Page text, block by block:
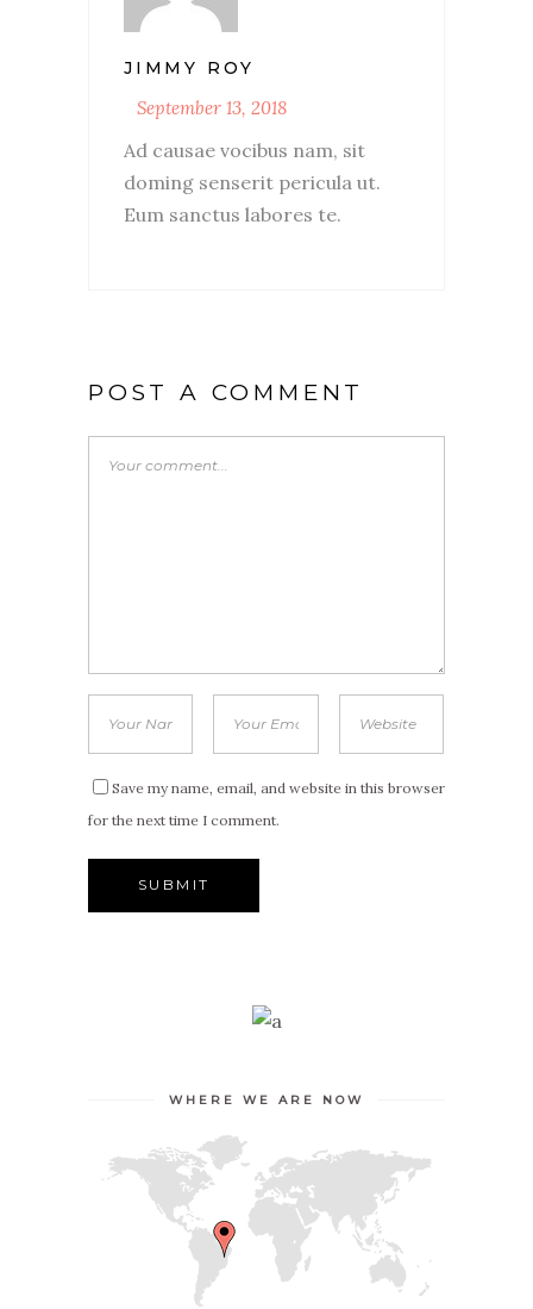
JIMMY ROY
September 13, 2018
Ad causae vocibus nam, sit
doming senserit pericula ut.
Eum sanctus labores te.
POST A COMMENT
Save my name, email, and website in this browser
for the next time I comment.
WHERE WE ARE NOW